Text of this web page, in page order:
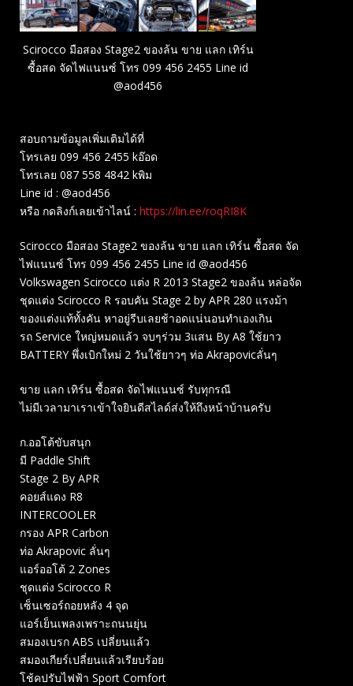
Scirocco มือสอง Stage2 ของล้น ขาย แลก เทิร์น
ซื้อสด จัดไฟแนนซ์ โทร 099 456 2455 Line id
@aod456
สอบถามข้อมูลเพิ่มเติมได้ที่
โทรเลย 099 456 2455 kอ๊อด
โทรเลย 087 558 4842 kพิม
Line id : @aod456
หรือ กดลิงก์เลยเข้าไลน์ : https://lin.ee/roqRI8K
Scirocco มือสอง Stage2 ของล้น ขาย แลก เทิร์น ซื้อสด จัด
ไฟแนนซ์ โทร 099 456 2455 Line id @aod456
Volkswagen Scirocco แต่ง R 2013 Stage2 ของล้น หล่อจัด
ชุดแต่ง Scirocco R รอบคัน Stage 2 by APR 280 แรงม้า
ของแต่งแท้ทั้งคัน หาอยู่รีบเลยช้าอดแน่นอนทำเองเกิน
รถ Service ใหญ่หมดแล้ว จบๆร่วม 3แสน By A8 ใช้ยาว
BATTERY พึ่งเบิกใหม่ 2 วันใช้ยาวๆ ท่อ Akrapovicลั่นๆ
ขาย แลก เทิร์น ซื้อสด จัดไฟแนนซ์ รับทุกรณี
ไม่มีเวลามาเราเข้าใจยินดีสไลด์ส่งให้ถึงหน้าบ้านครับ
ก.ออโต้ขับสนุก
มี Paddle Shift
Stage 2 By APR
คอยส์แดง R8
INTERCOOLER
กรอง APR Carbon
ท่อ Akrapovic ลั่นๆ
แอร์ออโต้ 2 Zones
ชุดแต่ง Scirocco R
เซ็นเซอร์ถอยหลัง 4 จุด
แอร์เย็นเพลงเพราะถนนยุ่น
สมองเบรก ABS เปลี่ยนแล้ว
สมองเกียร์เปลี่ยนแล้วเรียบร้อย
โช้คปรับไฟฟ้า Sport Comfort